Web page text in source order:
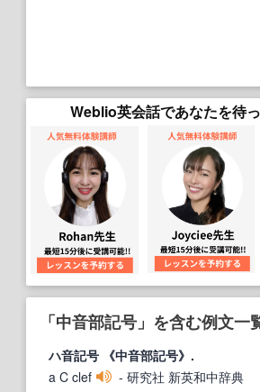
Weblio英会話であなたを待
「中音部記号」を含む例文一
ハ音記号 《中音部記号》.
a C clef
- 研究社 新英和中辞典